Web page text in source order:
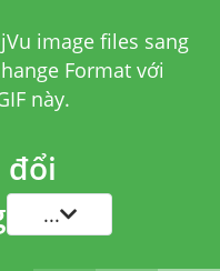
image files sang
Format với
này.
đổi
...